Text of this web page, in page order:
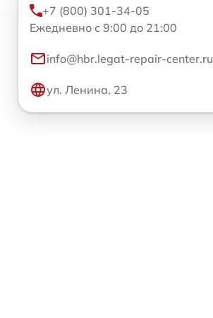
+7 (800) 301-34-05
Ежедневно с 9:00 до 21:00
info@hbr.legat-repair-center.ru
ул. Ленина, 23